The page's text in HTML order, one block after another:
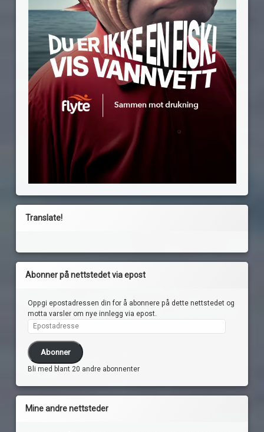
Translate!
Abonner på nettstedet via epost
Oppgi epostadressen din for å abonnere på dette nettstedet og
motta varsler om nye innlegg via epost.
Epostadresse
Abonner
Bli med blant 20 andre abonnenter
Mine andre nettsteder